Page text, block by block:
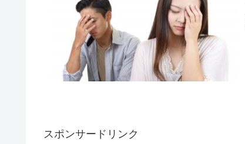
スポンサードリンク